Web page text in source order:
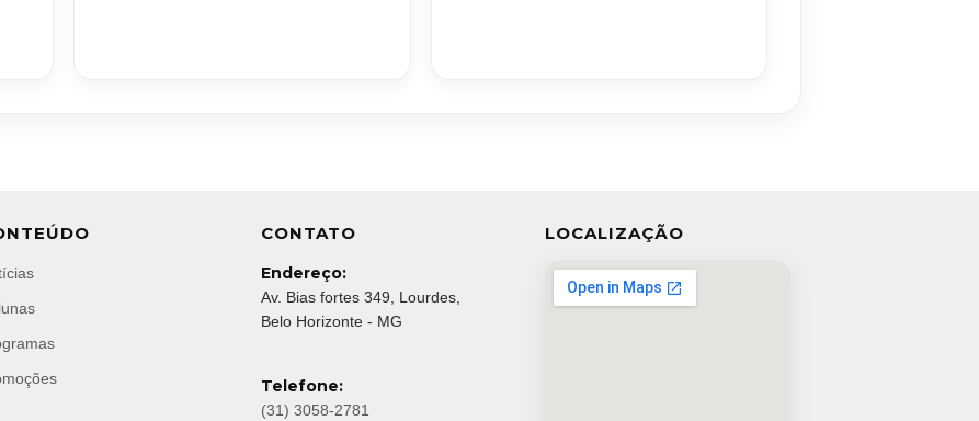
CONTATO
Endereço:
Av. Bias fortes 349, Lourdes,
Belo Horizonte - MG
Telefone:
(31) 3058-2781
LOCALIZAÇÃO